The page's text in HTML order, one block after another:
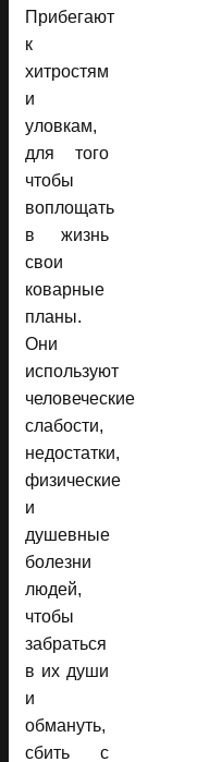
Прибегают
к
хитростям
и
уловкам,
для того
чтобы
воплощать
в жизнь
свои
коварные
планы.
Они
используют
человеческие
слабости,
недостатки,
физические
и
душевные
болезни
людей,
чтобы
забраться
в их души
и
обмануть,
сбить с